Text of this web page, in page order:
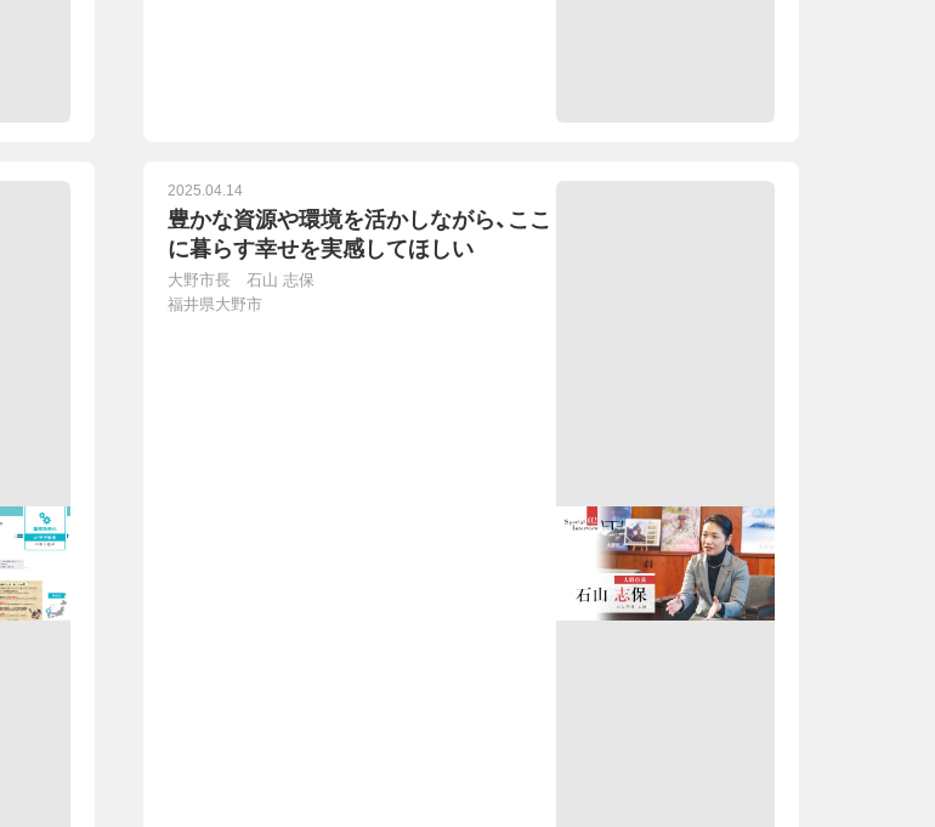
2025.04.14
豊かな資源や環境を活かしながら、ここ
に暮らす幸せを実感してほしい
大野市長 石山 志保
福井県大野市